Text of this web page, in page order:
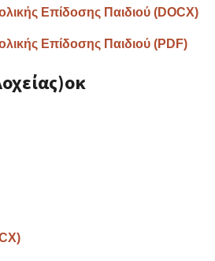
Επίδοσης Παιδιού (DOCX)
Επίδοσης Παιδιού (PDF)